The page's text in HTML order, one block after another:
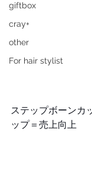
giftbox
cray+
other
For hair stylist
ステップボーンカ
ップ＝売上向上